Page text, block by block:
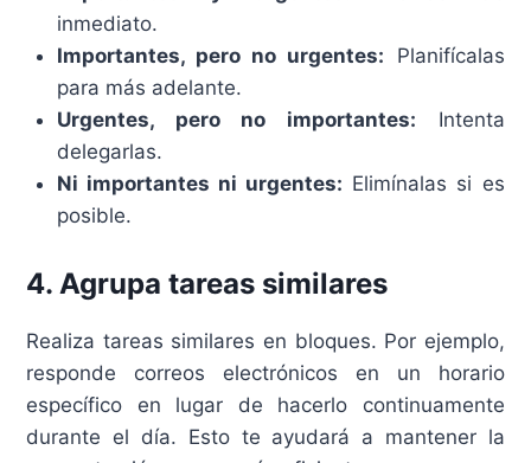
inmediato.
Importantes, pero no urgentes: Planifícalas
para más adelante.
Urgentes, pero no importantes: Intenta
delegarlas.
Ni importantes ni urgentes: Elimínalas si es
posible.
4. Agrupa tareas similares
Realiza tareas similares en bloques. Por ejemplo,
responde correos electrónicos en un horario
específico en lugar de hacerlo continuamente
durante el día. Esto te ayudará a mantener la